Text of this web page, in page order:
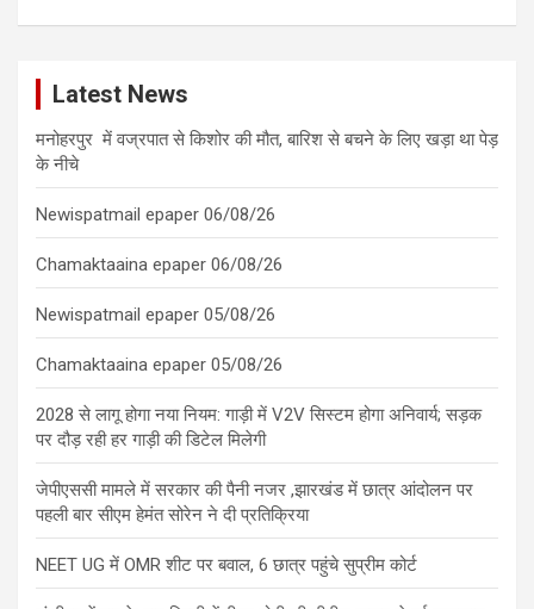
Latest News
मनोहरपुर में वज्रपात से किशोर की मौत, बारिश से बचने के लिए खड़ा था पेड़
के नीचे
Newispatmail epaper 06/08/26
Chamaktaaina epaper 06/08/26
Newispatmail epaper 05/08/26
Chamaktaaina epaper 05/08/26
2028 से लागू होगा नया नियम: गाड़ी में V2V सिस्टम होगा अनिवार्य; सड़क
पर दौड़ रही हर गाड़ी की डिटेल मिलेगी
जेपीएससी मामले में सरकार की पैनी नजर ,झारखंड में छात्र आंदोलन पर
पहली बार सीएम हेमंत सोरेन ने दी प्रतिक्रिया
NEET UG में OMR शीट पर बवाल, 6 छात्र पहुंचे सुप्रीम कोर्ट